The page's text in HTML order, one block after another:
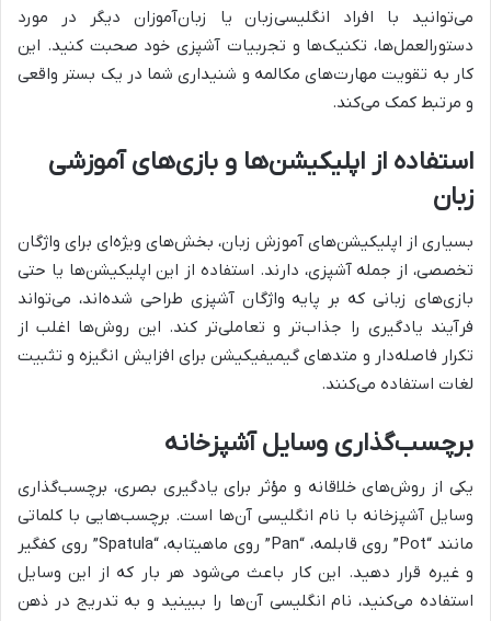
می‌توانید با افراد انگلیسی‌زبان یا زبان‌آموزان دیگر در مورد
دستورالعمل‌ها، تکنیک‌ها و تجربیات آشپزی خود صحبت کنید. این
کار به تقویت مهارت‌های مکالمه و شنیداری شما در یک بستر واقعی
و مرتبط کمک می‌کند.
استفاده از اپلیکیشن‌ها و بازی‌های آموزشی
زبان
بسیاری از اپلیکیشن‌های آموزش زبان، بخش‌های ویژه‌ای برای واژگان
تخصصی، از جمله آشپزی، دارند. استفاده از این اپلیکیشن‌ها یا حتی
بازی‌های زبانی که بر پایه واژگان آشپزی طراحی شده‌اند، می‌تواند
فرآیند یادگیری را جذاب‌تر و تعاملی‌تر کند. این روش‌ها اغلب از
تکرار فاصله‌دار و متدهای گیمیفیکیشن برای افزایش انگیزه و تثبیت
لغات استفاده می‌کنند.
برچسب‌گذاری وسایل آشپزخانه
یکی از روش‌های خلاقانه و مؤثر برای یادگیری بصری، برچسب‌گذاری
وسایل آشپزخانه با نام انگلیسی آن‌ها است. برچسب‌هایی با کلماتی
مانند “Pot” روی قابلمه، “Pan” روی ماهیتابه، “Spatula” روی کفگیر
و غیره قرار دهید. این کار باعث می‌شود هر بار که از این وسایل
استفاده می‌کنید، نام انگلیسی آن‌ها را ببینید و به تدریج در ذهن